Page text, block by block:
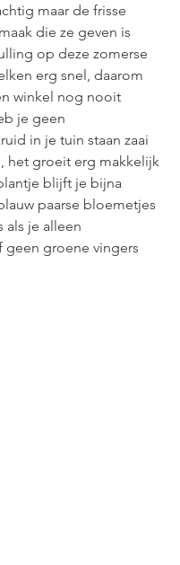
maar de frisse
die ze geven is
op deze zomerse
erg snel, daarom
winkel nog nooit
je geen
in je tuin staan zaai
het groeit erg makkelijk
blijft je bijna
paarse bloemetjes
als je alleen
geen groene vingers